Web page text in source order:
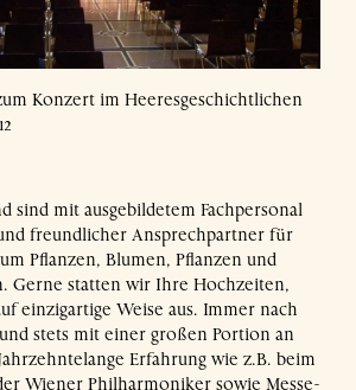
Konzert im Heeresgeschichtlichen
sind mit ausgebildetem Fachpersonal
freundlicher Ansprechpartner für
Pflanzen, Blumen, Pflanzen und
Gerne statten wir Ihre Hochzeiten,
einzigartige Weise aus. Immer nach
stets mit einer großen Portion an
Erfahrung wie z.B. beim